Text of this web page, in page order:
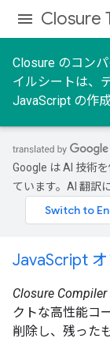
Closure
Closure のコン
イルシートは、
JavaScript の作
Google は AI 技術
ています。AI 翻訳
JavaScript
Closure Compiler
クトな高性能コ
削除し、残った